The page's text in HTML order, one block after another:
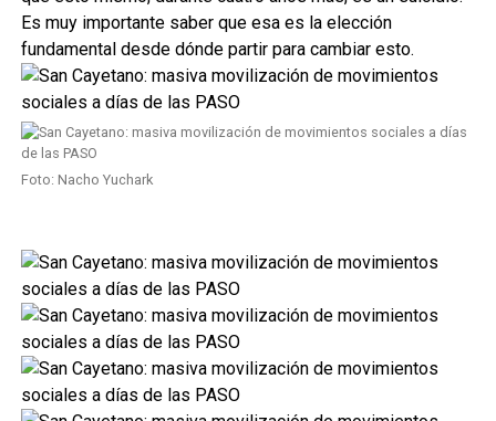
Es muy importante saber que esa es la elección
fundamental desde dónde partir para cambiar esto.
Foto: Nacho Yuchark